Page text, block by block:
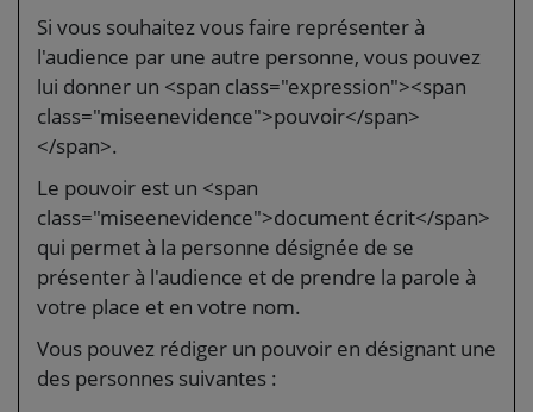
Si vous souhaitez vous faire représenter à
l'audience par une autre personne, vous pouvez
lui donner un <span class="expression"><span
class="miseenevidence">pouvoir</span>
</span>.
Le pouvoir est un <span
class="miseenevidence">document écrit</span>
qui permet à la personne désignée de se
présenter à l'audience et de prendre la parole à
votre place et en votre nom.
Vous pouvez rédiger un pouvoir en désignant une
des personnes suivantes :